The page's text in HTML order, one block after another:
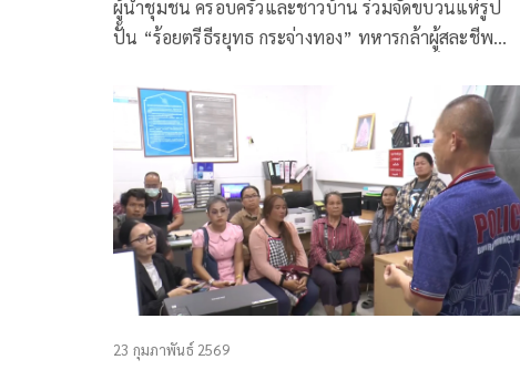
ผู้นำชุมชน ครอบครัวและชาวบ้าน ร่วมจัดขบวนแห่รูป
ปั้น “ร้อยตรีธีรยุทธ กระจ่างทอง” ทหารกล้าผู้สละชีพ
ต.ตาจง อ.ละหานทราย จ.บุรีรัมย์ เพื่อยกย่อง รำลึก สดุดี
ความกล้าหาญ และเป็นสัญลักษณ์ความภาคภูมิใจของ
ครอบครัว
23 กุมภาพันธ์ 2569